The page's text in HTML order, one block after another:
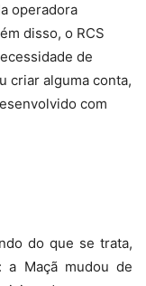
operadora
disso, o RCS
de
criar alguma conta,
com
do que se trata,
a Maçã mudou de